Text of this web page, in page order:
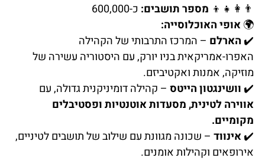
👨‍👩‍👧‍👦 מספר תושבים: כ-600,000
🌍אופי האוכלוסייה:
✔️ הארלם – המרכז התרבותי של הקהילה
האפרו-אמריקאית בניו יורק, עם היסטוריה עשירה של
מוזיקה, אמנות ואקטיביזם.
✔️ וושינגטון הייטס– קהילה דומיניקנית גדולה, עם
אווירה לטינית, מסעדות אוטנטיות ופסטיבלים
מקומיים.
✔️אינווד– שכונה מגוונת עם שילוב של תושבים לטיניים,
אירופאים וקהילות אומנים.